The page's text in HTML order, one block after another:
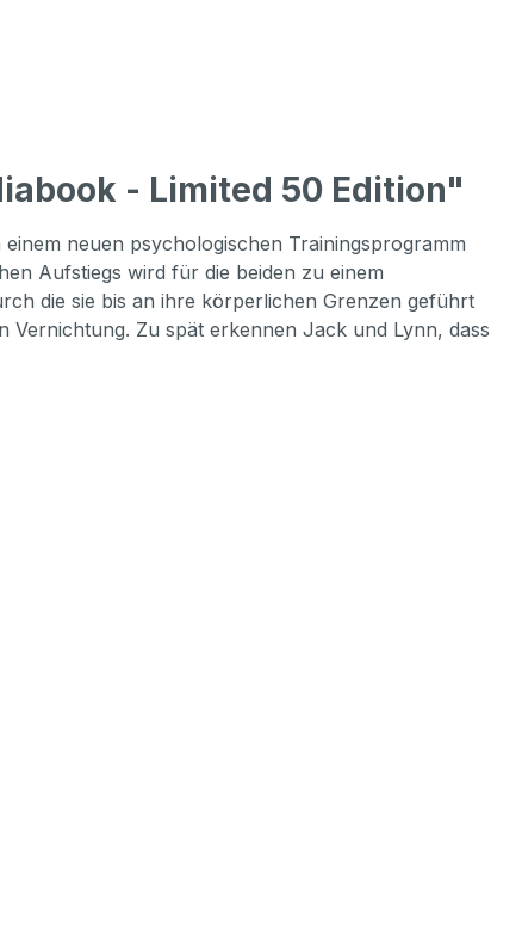
- Limited 50 Edition"
neuen psychologischen Trainingsprogramm
Aufstiegs wird für die beiden zu einem
die sie bis an ihre körperlichen Grenzen geführt
Zu spät erkennen Jack und Lynn, dass